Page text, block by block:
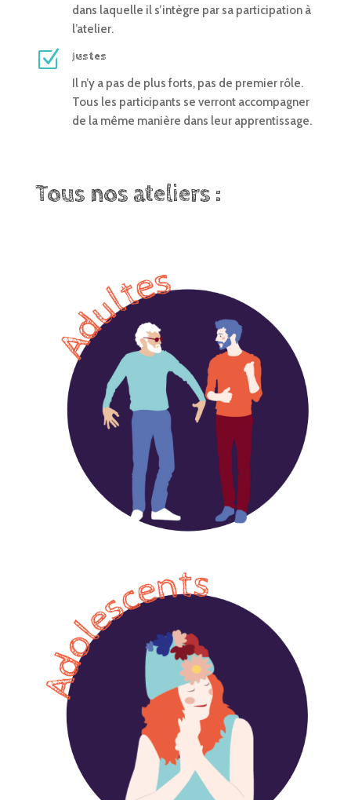
dans laquelle il s’intègre par sa participation à
l’atelier.
Z Justes
Il n’y a pas de plus forts, pas de premier rôle.
Tous les participants se verront accompagner
de la même manière dans leur apprentissage.
Tous nos ateliers :